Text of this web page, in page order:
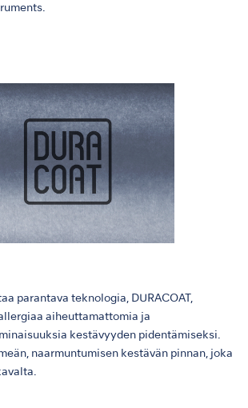
parantava teknologia, DURACOAT,
aiheuttamattomia ja
kestävyyden pidentämiseksi.
naarmuntumisen kestävän pinnan, joka